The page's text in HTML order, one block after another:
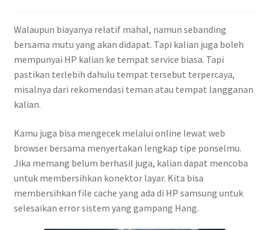
Walaupun biayanya relatif mahal, namun sebanding
bersama mutu yang akan didapat. Tapi kalian juga boleh
mempunyai HP kalian ke tempat service biasa. Tapi
pastikan terlebih dahulu tempat tersebut terpercaya,
misalnya dari rekomendasi teman atau tempat langganan
kalian.
Kamu juga bisa mengecek melalui online lewat web
browser bersama menyertakan lengkap tipe ponselmu.
Jika memang belum berhasil juga, kalian dapat mencoba
untuk membersihkan konektor layar. Kita bisa
membersihkan file cache yang ada di HP samsung untuk
selesaikan error sistem yang gampang Hang.